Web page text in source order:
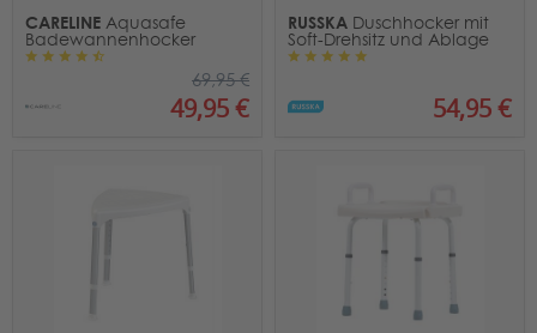
CARELINE Aquasafe
Badewannenhocker
49,95 €
69,95 €
RUSSKA Duschhocker mit
Soft-Drehsitz und Ablage
54,95 €